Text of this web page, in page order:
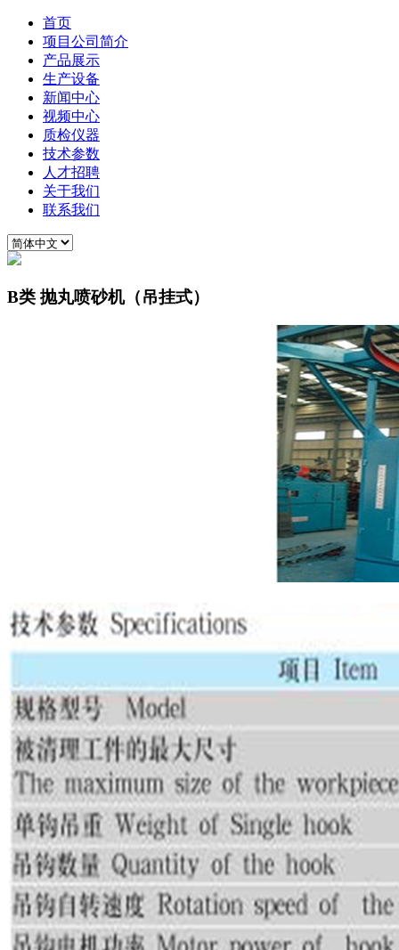
首页
项目公司简介
产品展示
生产设备
新闻中心
视频中心
质检仪器
技术参数
人才招聘
关于我们
联系我们
B类 抛丸喷砂机（吊挂式）